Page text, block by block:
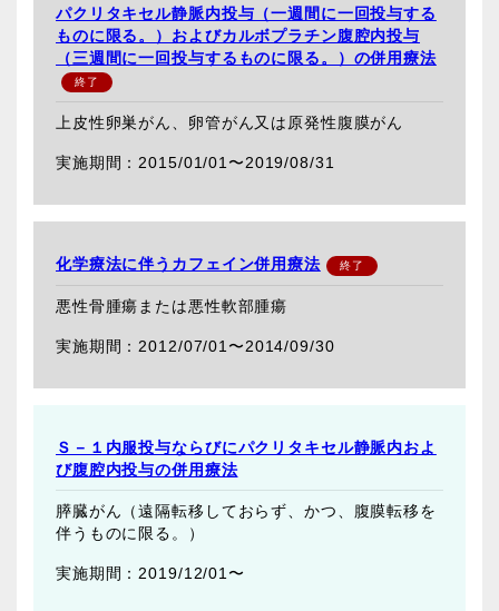
パクリタキセル静脈内投与（一週間に一回投与する
ものに限る。）およびカルボプラチン腹腔内投与
（三週間に一回投与するものに限る。）の併用療法
上皮性卵巣がん、卵管がん又は原発性腹膜がん
2015/01/01〜2019/08/31
化学療法に伴うカフェイン併用療法
悪性骨腫瘍または悪性軟部腫瘍
2012/07/01〜2014/09/30
Ｓ－１内服投与ならびにパクリタキセル静脈内およ
び腹腔内投与の併用療法
膵臓がん（遠隔転移しておらず、かつ、腹膜転移を
伴うものに限る。）
2019/12/01〜